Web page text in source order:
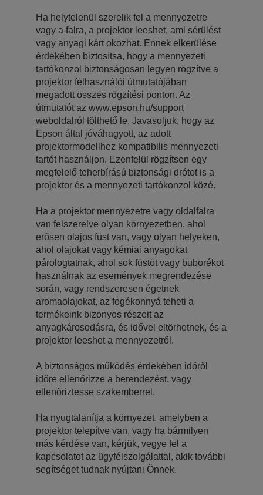
Ha helytelenül szerelik fel a mennyezetre
vagy a falra, a projektor leeshet, ami sérülést
vagy anyagi kárt okozhat. Ennek elkerülése
érdekében biztosítsa, hogy a mennyezeti
tartókonzol biztonságosan legyen rögzítve a
projektor felhasználói útmutatójában
megadott összes rögzítési ponton. Az
útmutatót az www.epson.hu/support
weboldalról tölthető le. Javasoljuk, hogy az
Epson által jóváhagyott, az adott
projektormodellhez kompatibilis mennyezeti
tartót használjon. Ezenfelül rögzítsen egy
megfelelő teherbírású biztonsági drótot is a
projektor és a mennyezeti tartókonzol közé.
Ha a projektor mennyezetre vagy oldalfalra
van felszerelve olyan környezetben, ahol
erősen olajos füst van, vagy olyan helyeken,
ahol olajokat vagy kémiai anyagokat
párologtatnak, ahol sok füstöt vagy buborékot
használnak az események megrendezése
során, vagy rendszeresen égetnek
aromaolajokat, az fogékonnyá teheti a
termékeink bizonyos részeit az
anyagkárosodásra, és idővel eltörhetnek, és a
projektor leeshet a mennyezetről.
A biztonságos működés érdekében időről
időre ellenőrizze a berendezést, vagy
ellenőriztesse szakemberrel.
Ha nyugtalanítja a környezet, amelyben a
projektor telepítve van, vagy ha bármilyen
más kérdése van, kérjük, vegye fel a
kapcsolatot az ügyfélszolgálattal, akik további
segítséget tudnak nyújtani Önnek.